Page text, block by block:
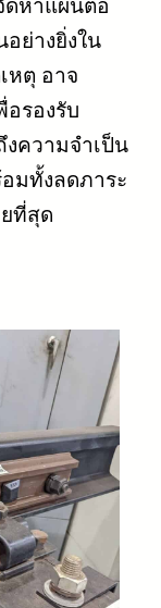
อย่างยิ่งใน
หตุ อาจ
อรองรับ
ความจำเป็น
มทั้งลดภาระ
ที่สุด